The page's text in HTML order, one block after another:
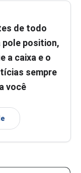
de todo
pole position,
a caixa e o
sempre
você